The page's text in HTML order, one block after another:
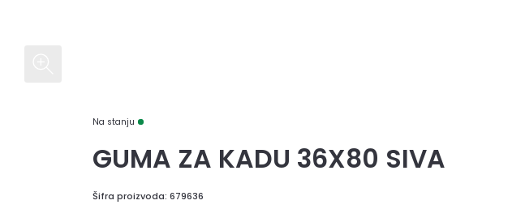
Na stanju
GUMA ZA KADU 36X80 SIVA
Šifra proizvoda:679636